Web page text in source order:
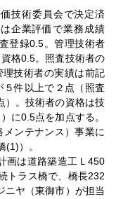
技術委員会で決定済
企業評価で業務成績
登録0.5。管理技術者
格0.5。照査技術者の
技術者の実績は前記
件以上で２点（照査
）。技術者の資格は技
に0.5点を加点する。
ンテナンス）事業に
）。
画は道路築造工Ｌ450
トラス橋で、橋長232
ニヤ（東御市）が担当